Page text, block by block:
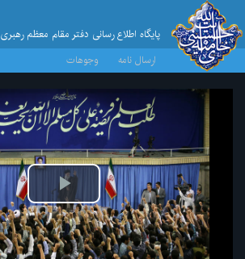
پایگاه اطلاع رسانی دفتر مقام معظم رهبری
ارسال نامه
وجوهات
پخش
ویدیو